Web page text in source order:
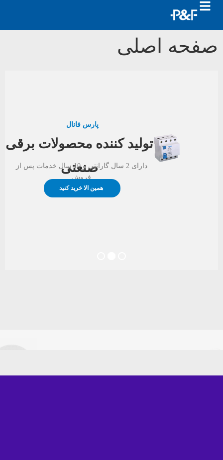
اصلی
همین الا خرید کنید
تولید کننده محصولات برقی
صنعتی
پارس فانال
دارای 2 سال گارانتی و 10 سال خدمات پس از
فروش